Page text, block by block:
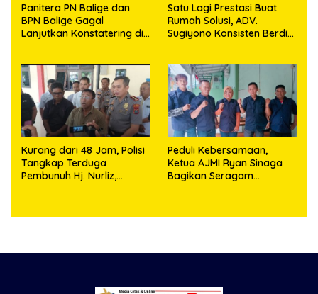
Panitera PN Balige dan
BPN Balige Gagal
Lanjutkan Konstatering di
Satu Lagi Prestasi Buat
Rumah Solusi, ADV.
Sugiyono Konsisten Berdiri
Kurang dari 48 Jam, Polisi
Tangkap Terduga
Pembunuh Hj. Nurliz,
Peduli Kebersamaan,
Ketua AJMI Ryan Sinaga
Bagikan Seragam